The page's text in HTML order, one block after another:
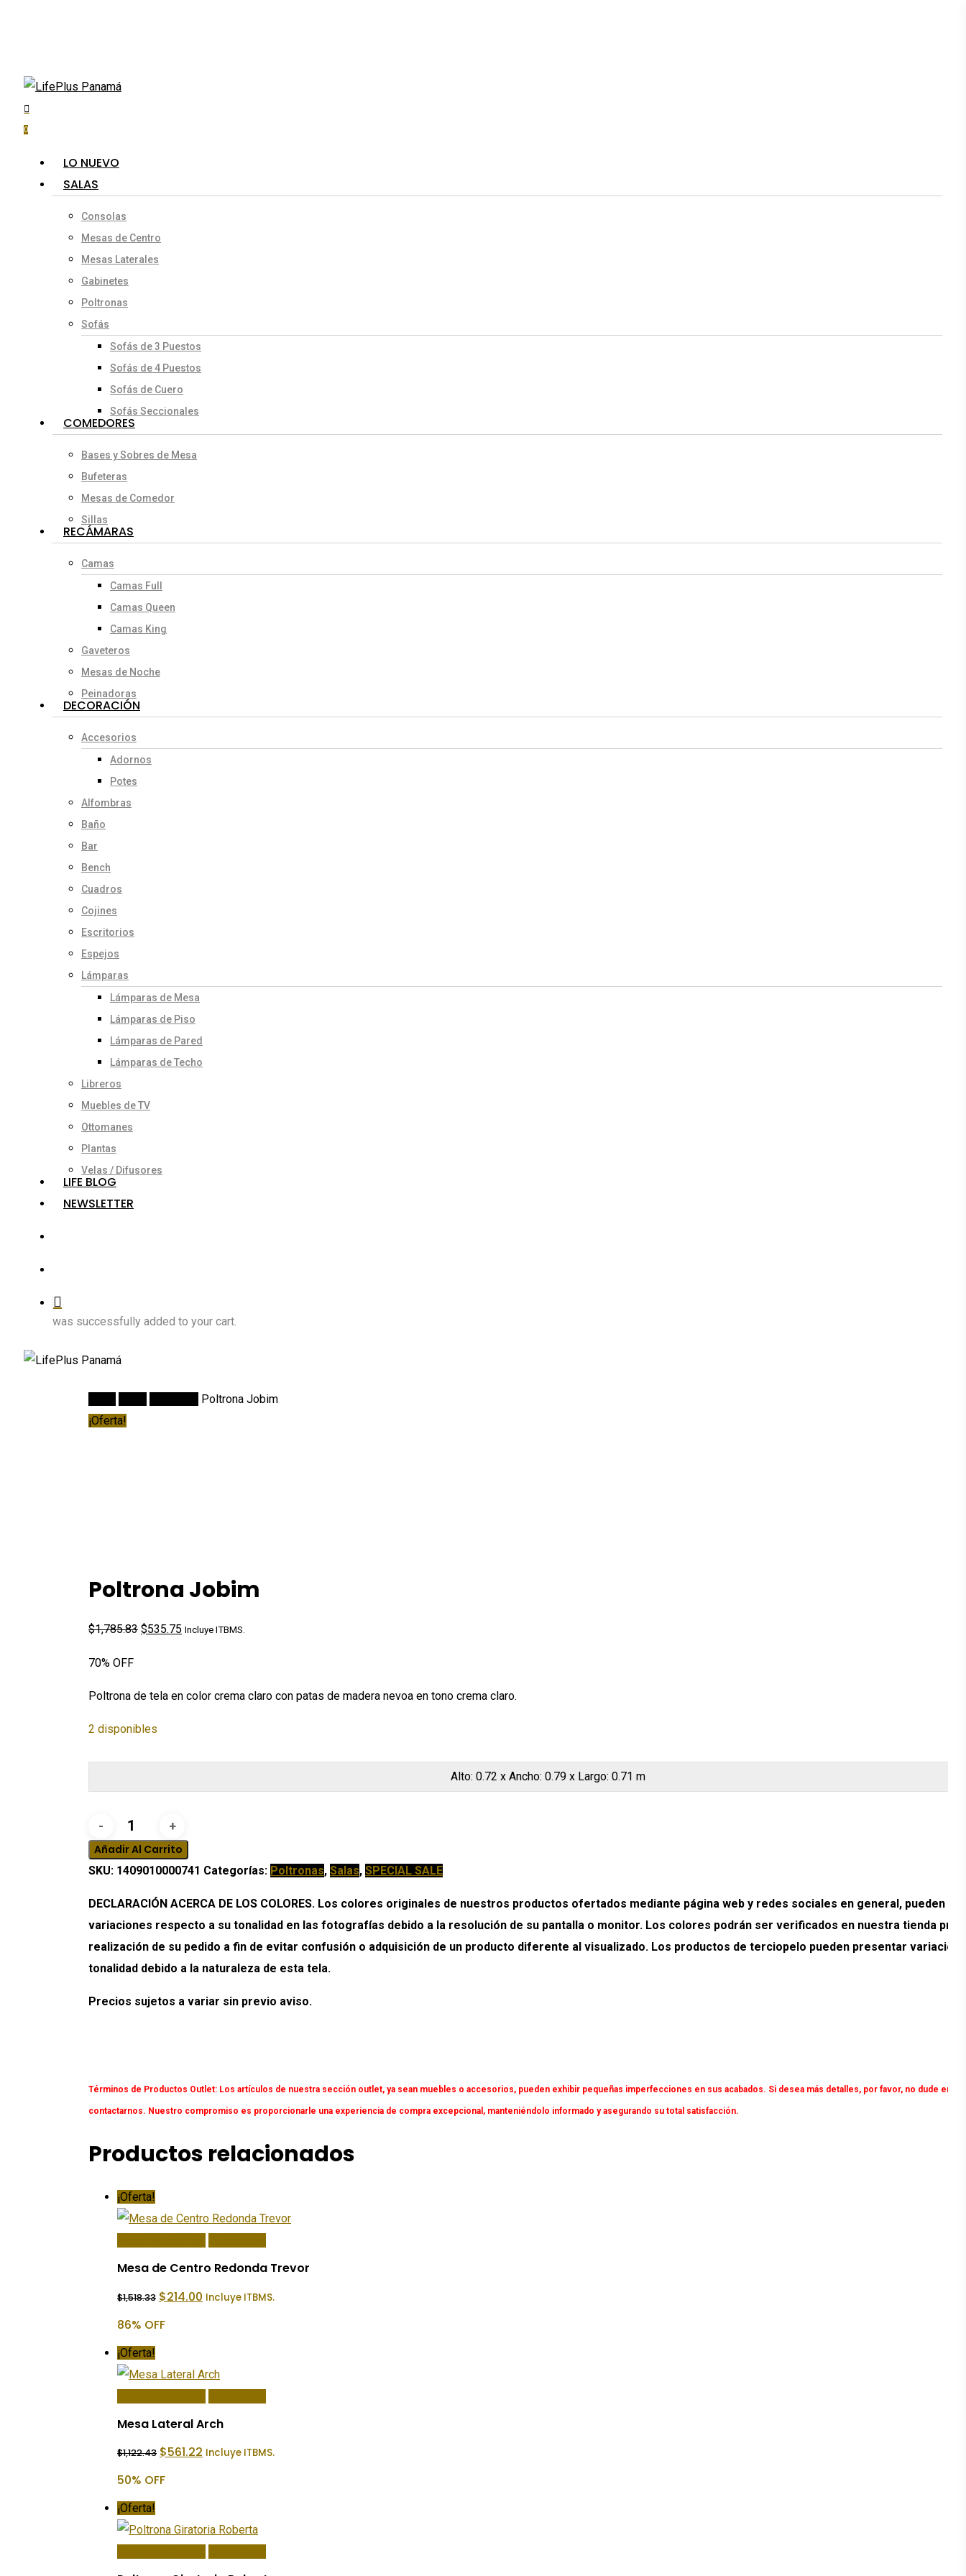
content
search
account
0
LO NUEVO
SALAS
Consolas
Mesas de Centro
Mesas Laterales
Gabinetes
Poltronas
Sofás
Sofás de 3 Puestos
Sofás de 4 Puestos
Sofás de Cuero
Sofás Seccionales
COMEDORES
Bases y Sobres de Mesa
Bufeteras
Mesas de Comedor
Sillas
RECÁMARAS
Camas
Camas Full
Camas Queen
Camas King
Gaveteros
Mesas de Noche
Peinadoras
DECORACIÓN
Accesorios
Adornos
Potes
Alfombras
Baño
Bar
Bench
Cuadros
Cojines
Escritorios
Espejos
Lámparas
Lámparas de Mesa
Lámparas de Piso
Lámparas de Pared
Lámparas de Techo
Libreros
Muebles de TV
Ottomanes
Plantas
Velas / Difusores
LIFE BLOG
NEWSLETTER
was successfully added to your cart.
Poltrona Jobim
¡Oferta!
Poltrona Jobim
$1,785.83 El
era:
$535.75 El
es:
Incluye ITBMS.
70% OFF
Poltrona de tela en color crema claro con patas de madera nevoa en tono crema claro.
2 disponibles
Alto: 0.72 x Ancho: 0.79 x Largo: 0.71 m
Poltrona
Jobim
cantidad
Añadir Al Carrito
SKU: 1409010000741 Categorías: Poltronas, Salas, SPECIAL SALE
DECLARACIÓN ACERCA DE LOS COLORES. Los colores originales de nuestros productos ofertados mediante página web y redes sociales en general, pueden
variaciones respecto a su tonalidad en las fotografías debido a la resolución de su pantalla o monitor. Los colores podrán ser verificados en nuestra tienda
realización de su pedido a fin de evitar confusión o adquisición de un producto diferente al visualizado. Los productos de terciopelo pueden presentar
tonalidad debido a la naturaleza de esta tela.
Precios sujetos a variar sin previo aviso.
Términos de Productos Outlet: Los artículos de nuestra sección outlet, ya sean muebles o accesorios, pueden exhibir pequeñas imperfecciones en sus acabados. Si desea más detalles, por favor, no dude en
contactarnos. Nuestro compromiso es proporcionarle una experiencia de compra excepcional, manteniéndolo informado y asegurando su total satisfacción.
Productos relacionados
¡Oferta!
Mesa de Centro Redonda Trevor
$1,518.33 El
precio
era:
$214.00 El
precio
Incluye ITBMS.
86% OFF
¡Oferta!
Mesa Lateral Arch
$1,122.43 El
precio
era:
$561.22 El
precio
Incluye ITBMS.
50% OFF
¡Oferta!